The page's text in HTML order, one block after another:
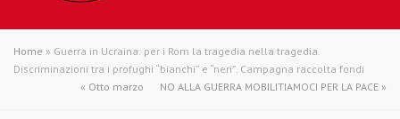
Home » Guerra in Ucraina: per i Rom la tragedia nella tragedia.
Discriminazioni tra i profughi “bianchi” e “neri”. Campagna raccolta fondi
« Otto marzo NO ALLA GUERRA MOBILITIAMOCI PER LA PACE »